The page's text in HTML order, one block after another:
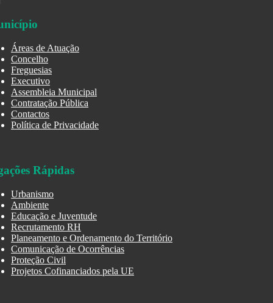
Áreas de Atuação
Concelho
Freguesias
Executivo
Assembleia Municipal
Contratação Pública
Contactos
Política de Privacidade
Rápidas
Urbanismo
Ambiente
Educação e Juventude
Recrutamento RH
Planeamento e Ordenamento do Território
Comunicação de Ocorrências
Proteção Civil
Projetos Cofinanciados pela UE